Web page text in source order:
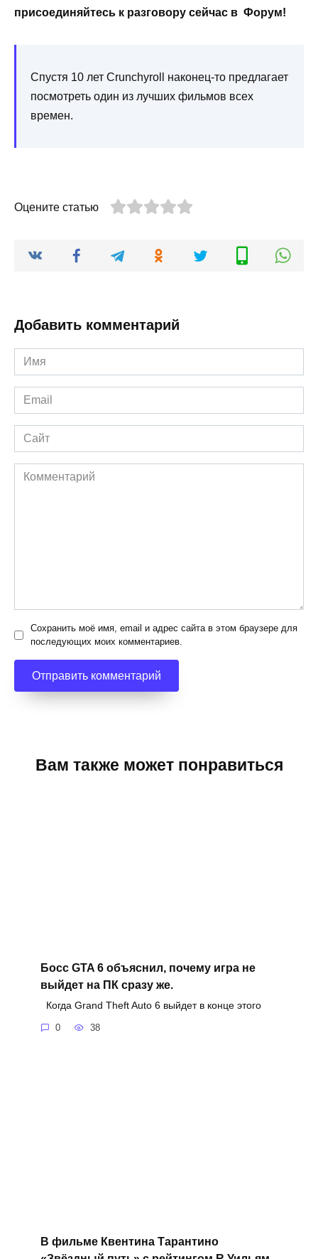
присоединяйтесь к разговору сейчас в Форум!
Спустя 10 лет Crunchyroll наконец-то предлагает
посмотреть один из лучших фильмов всех
времен.
Оцените статью
Добавить комментарий
Имя
*
Email
*
Сайт
Комментарий
Сохранить моё имя, email и адрес сайта в этом браузере для
последующих моих комментариев.
Вам также может понравиться
Босс GTA 6 объяснил, почему игра не
выйдет на ПК сразу же.
Когда Grand Theft Auto 6 выйдет в конце этого
0 38
В фильме Квентина Тарантино